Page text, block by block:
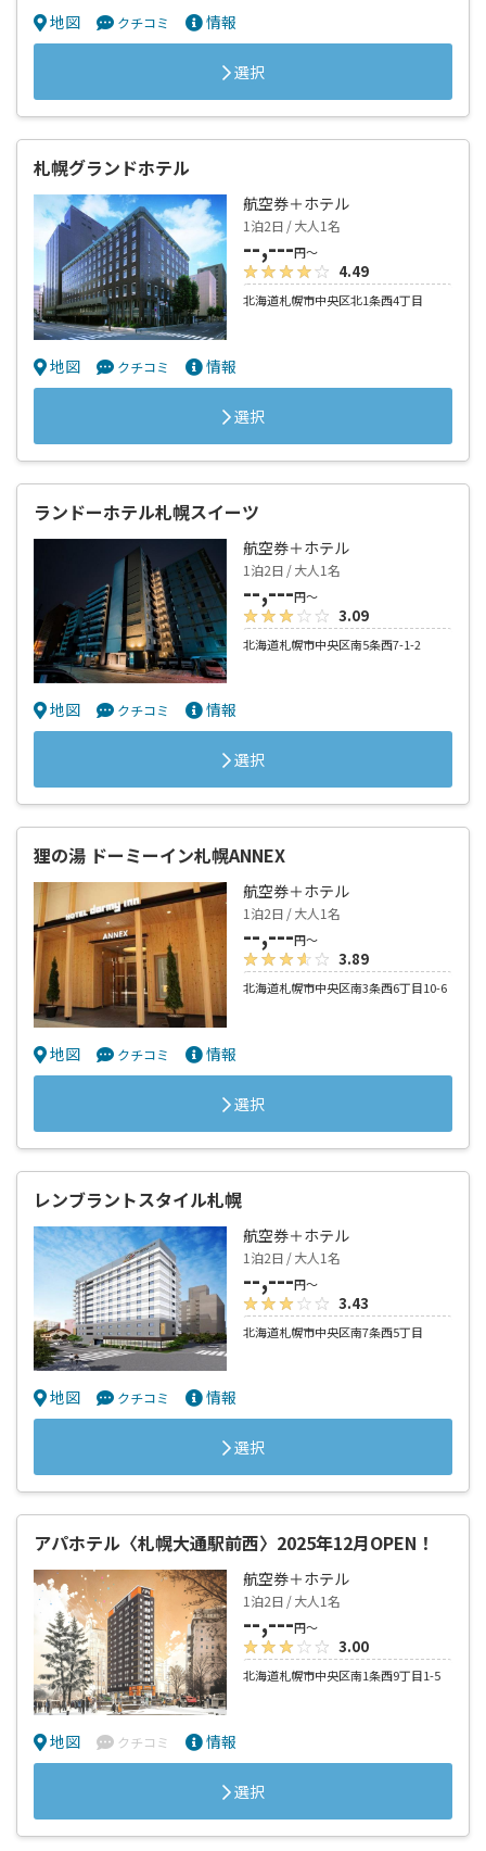
地図 クチコミ 情報
選択
札幌グランドホテル
航空券＋ホテル
1泊2日 / 大人1名
--,---円～
4.49
北海道札幌市中央区北1条西4丁目
地図 クチコミ 情報
選択
ランドーホテル札幌スイーツ
航空券＋ホテル
1泊2日 / 大人1名
--,---円～
3.09
北海道札幌市中央区南5条西7-1-2
地図 クチコミ 情報
選択
狸の湯 ドーミーイン札幌ANNEX
航空券＋ホテル
1泊2日 / 大人1名
--,---円～
3.89
北海道札幌市中央区南3条西6丁目10-6
地図 クチコミ 情報
選択
レンブラントスタイル札幌
航空券＋ホテル
1泊2日 / 大人1名
--,---円～
3.43
北海道札幌市中央区南7条西5丁目
地図 クチコミ 情報
選択
アパホテル〈札幌大通駅前西〉2025年12月OPEN！
航空券＋ホテル
1泊2日 / 大人1名
--,---円～
3.00
北海道札幌市中央区南1条西9丁目1-5
地図 クチコミ 情報
選択